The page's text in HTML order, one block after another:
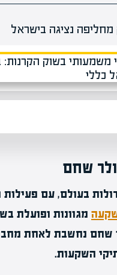
שחם
בעולם, עם
מגוונות ופועלת
שחם נחשבת לאחת
השקעות.